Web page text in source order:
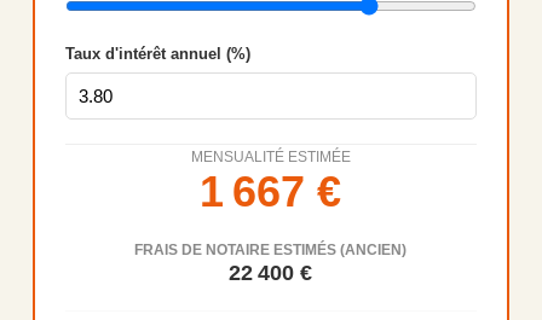
Taux d'intérêt annuel (%)
MENSUALITÉ ESTIMÉE
1 667 €
FRAIS DE NOTAIRE ESTIMÉS (ANCIEN)
22 400 €